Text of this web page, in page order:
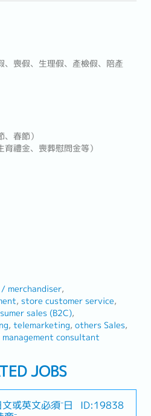
、喪假、生理假、產檢假、陪產
春節）
禮金、喪葬慰問金等）
merchandiser
store customer service
sales (B2C)
telemarketing others Sales
consultant
JOBS
或英文必須⁻日
ID:19838